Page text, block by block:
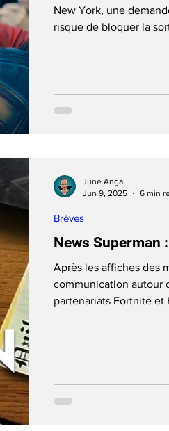
New York, une
risque de bloquer la
News Superman
Après les affiches des membres du casting de Superman, la
communication autour
partenariats Fortnite et
Brèves
June Anga
Jun 9, 2025
6 min